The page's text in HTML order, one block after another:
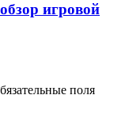
игровой
поля